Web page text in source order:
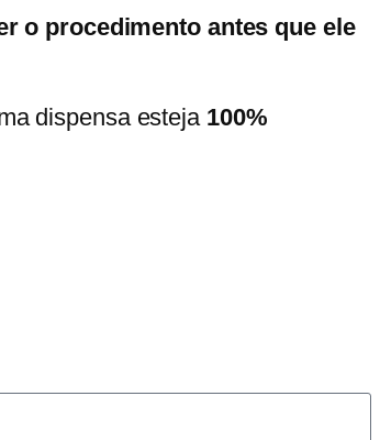
o procedimento antes que ele
dispensa esteja 100%